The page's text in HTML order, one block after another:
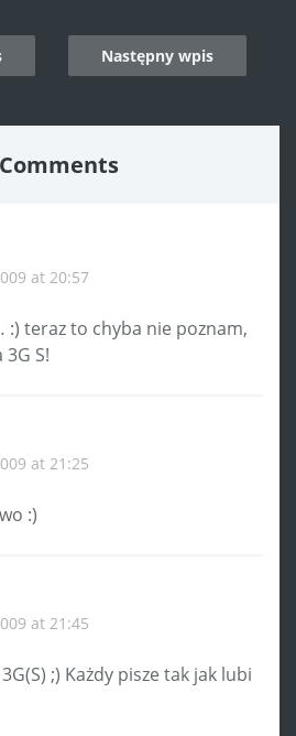
Następny wpis
at 20:57
:) teraz to chyba nie poznam,
S!
at 21:25
:)
at 21:45
;) Każdy pisze tak jak lubi